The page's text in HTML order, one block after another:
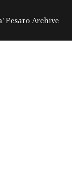
PRINCIPALE
Pesaro Archive